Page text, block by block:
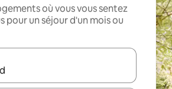
où vous vous sentez
pour un séjour d'un mois ou
s'affichent, utilisez les flèches vers le